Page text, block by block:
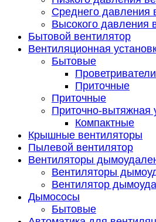
Среднего давления
Высокого давления
Бытовой вентилятор
Вентиляционная
Бытовые
Проветриватели
Приточные
Приточные
Приточно-вытяжная
Компактные
Крышные вентиляторы
Пылевой вентилятор
Вентиляторы
Вентиляторы
Вентилятор
Дымососы
Бытовые